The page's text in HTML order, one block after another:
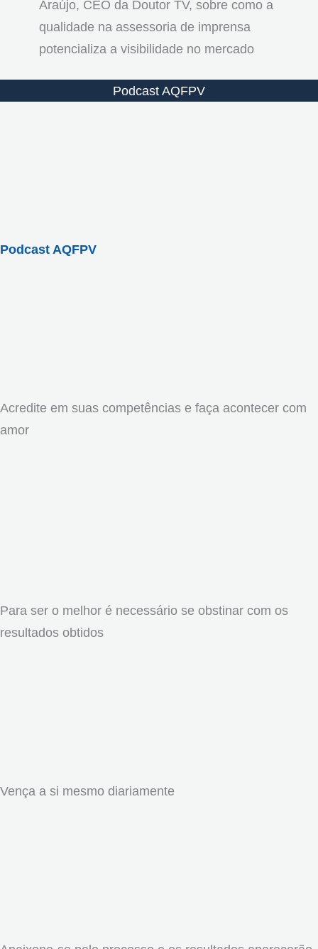
Araújo, CEO da Doutor TV, sobre como a
qualidade na assessoria de imprensa
potencializa a visibilidade no mercado
Podcast AQFPV
Podcast AQFPV
Acredite em suas competências e faça acontecer com
amor
Para ser o melhor é necessário se obstinar com os
resultados obtidos
Vença a si mesmo diariamente